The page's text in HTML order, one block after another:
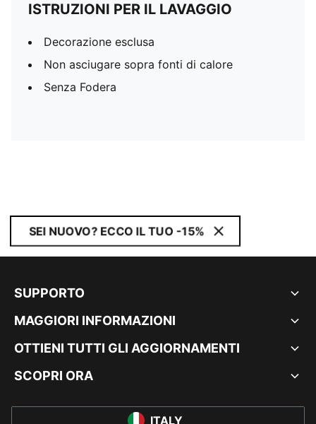
ISTRUZIONI PER IL LAVAGGIO
Decorazione esclusa
Non asciugare sopra fonti di calore
Senza Fodera
SEI NUOVO? ECCO IL TUO -15%
SUPPORTO
MAGGIORI INFORMAZIONI
OTTIENI TUTTI GLI AGGIORNAMENTI
SCOPRI ORA
ITALY